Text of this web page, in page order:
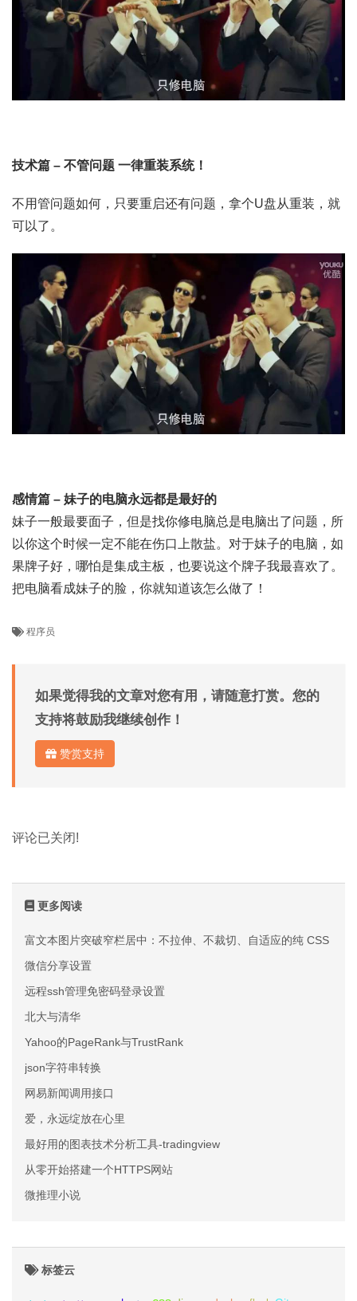
技术篇 – 不管问题 一律重装系统！
不用管问题如何，只要重启还有问题，拿个U盘从重装，就
可以了。
感情篇 – 妹子的电脑永远都是最好的
妹子一般最要面子，但是找你修电脑总是电脑出了问题，所
以你这个时候一定不能在伤口上散盐。对于妹子的电脑，如
果牌子好，哪怕是集成主板，也要说这个牌子我最喜欢了。
把电脑看成妹子的脸，你就知道该怎么做了！
程序员
如果觉得我的文章对您有用，请随意打赏。您的
支持将鼓励我继续创作！
赞赏支持
评论已关闭!
更多阅读
富文本图片突破窄栏居中：不拉伸、不裁切、自适应的纯 CSS 方案
微信分享设置
远程ssh管理免密码登录设置
北大与清华
Yahoo的PageRank与TrustRank
json字符串转换
网易新闻调用接口
爱，永远绽放在心里
最好用的图表技术分析工具-tradingview
从零开始搭建一个HTTPS网站
微推理小说
标签云